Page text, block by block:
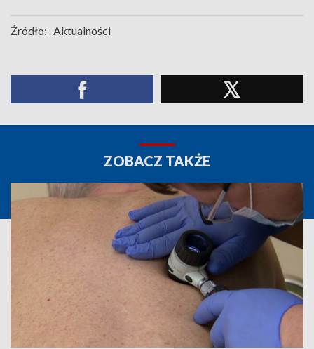
Źródło: Aktualności
ZOBACZ TAKŻE